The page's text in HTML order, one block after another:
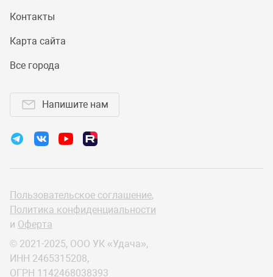
Контакты
Карта сайта
Все города
Напишите нам
Пользовательское соглашение,
Политика конфиденциальности
и Оферта
© 2021-2025, ООО УК «Удача»,
ИНН 2465315208,
ОГРН 1142468038393